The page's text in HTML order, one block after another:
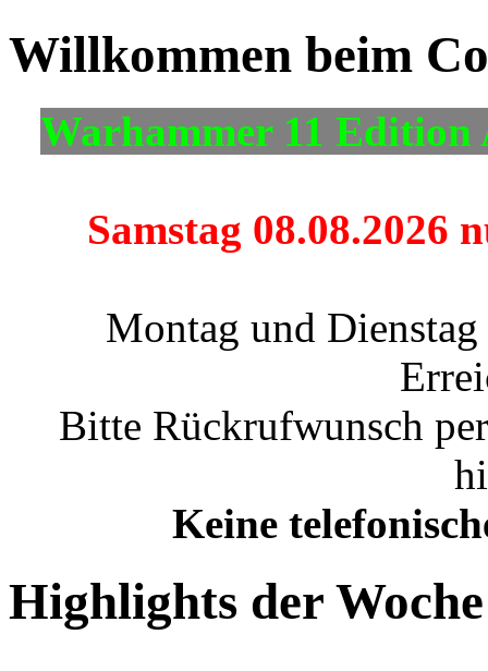
Willkommen beim
Warhammer 11
Samstag 08.08.2026
Montag und
Bitte Rückrufwunsch
Keine
Highlights der Woche